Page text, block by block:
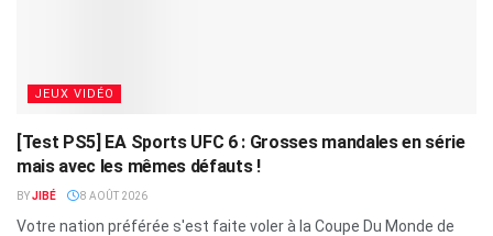
JEUX VIDÉO
[Test PS5] EA Sports UFC 6 : Grosses mandales en série
mais avec les mêmes défauts !
BYJIBÉ 8 AOÛT 2026
Votre nation préférée s'est faite voler à la Coupe Du Monde de